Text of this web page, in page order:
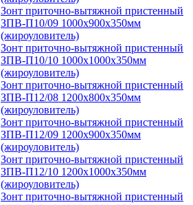
Зонт приточно-вытяжной пристенный
ЗПВ-П10/09 1000х900х350мм
(жироуловитель)
Зонт приточно-вытяжной пристенный
ЗПВ-П10/10 1000х1000х350мм
(жироуловитель)
Зонт приточно-вытяжной пристенный
ЗПВ-П12/08 1200х800х350мм
(жироуловитель)
Зонт приточно-вытяжной пристенный
ЗПВ-П12/09 1200х900х350мм
(жироуловитель)
Зонт приточно-вытяжной пристенный
ЗПВ-П12/10 1200х1000х350мм
(жироуловитель)
Зонт приточно-вытяжной пристенный